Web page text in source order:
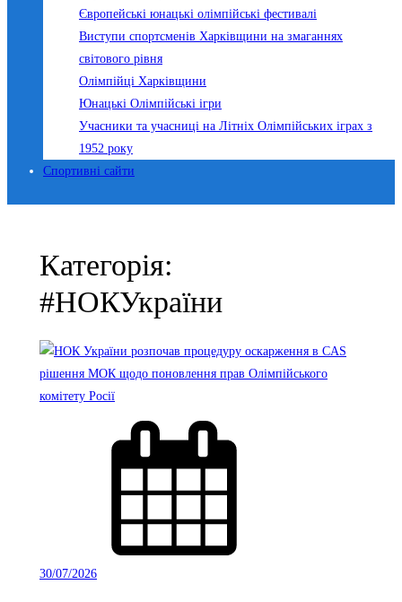
Європейські юнацькі олімпійські фестивалі
Виступи спортсменів Харківщини на змаганнях
світового рівня
Олімпійці Харківщини
Юнацькі Олімпійські ігри
Учасники та учасниці на Літніх Олімпійських іграх з
1952 року
Спортивні сайти
Категорія:
#НОКУкраїни
30/07/2026